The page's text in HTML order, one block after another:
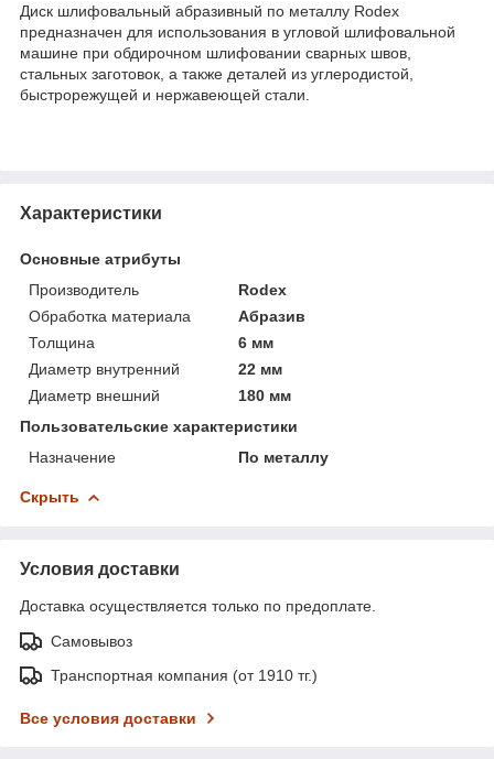
Диск шлифовальный абразивный по металлу Rodex
предназначен для использования в угловой шлифовальной
машине при обдирочном шлифовании сварных швов,
стальных заготовок, а также деталей из углеродистой,
быстрорежущей и нержавеющей стали.
Характеристики
Основные атрибуты
Производитель
Rodex
Обработка материала
Абразив
Толщина
6 мм
Диаметр внутренний
22 мм
Диаметр внешний
180 мм
Пользовательские характеристики
Назначение
По металлу
Скрыть
Условия доставки
Доставка осуществляется только по предоплате.
Самовывоз
Транспортная компания (от 1910 тг.)
Все условия доставки